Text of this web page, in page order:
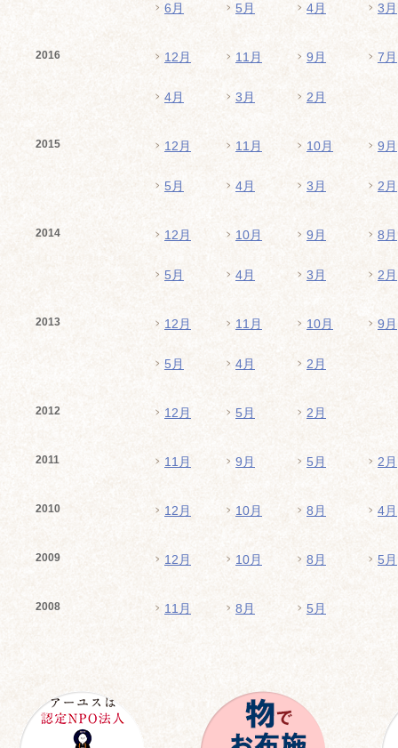
6月 5月 4月 3月
2016 12月 11月 9月 7月
4月 3月 2月
2015 12月 11月 10月 9月
5月 4月 3月 2月
2014 12月 10月 9月 8月
5月 4月 3月 2月
2013 12月 11月 10月 9月
5月 4月 2月
2012 12月 5月 2月
2011 11月 9月 5月 2月
2010 12月 10月 8月 4月
2009 12月 10月 8月 5月
2008 11月 8月 5月